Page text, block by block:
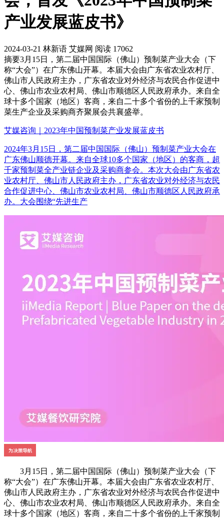
产业发展蓝皮书》
2024-03-21 林新语 艾媒网 阅读 17062
摘要3月15日，第二届中国国际（佛山）预制菜产业大会（下
称“大会”）在广东佛山开幕。本届大会由广东省农业农村厅、
佛山市人民政府主办，广东省农业对外经济与农民合作促进中
心、佛山市农业农村局、佛山市顺德区人民政府承办。来自全
球十多个国家（地区）客商，来自二十多个省份的上千家预制
菜生产企业及采购商齐聚展会共襄盛举。
艾媒咨询｜2023年中国预制菜产业发展蓝皮书
2024年3月15日，第二届中国国际（佛山）预制菜产业大会在
广东佛山顺德开幕。来自全球10多个国家（地区）的客商，超
千家预制菜全产业链企业及采购商参会。本次大会由广东省农
业农村厅、佛山市人民政府主办，广东省农业对外经济与农民
合作促进中心、佛山市农业农村局、佛山市顺德区人民政府承
办。大会围绕“先进生产
3月15日，第二届中国国际（佛山）预制菜产业大会（下
称“大会”）在广东佛山开幕。本届大会由广东省农业农村厅、
佛山市人民政府主办，广东省农业对外经济与农民合作促进中
心、佛山市农业农村局、佛山市顺德区人民政府承办。来自全
球十多个国家（地区）客商，来自二十多个省份的上千家预制